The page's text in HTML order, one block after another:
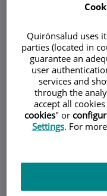
Dr.
CIRURGIA
Quirónsalud uses
parties (located in
guarantee an
user
services and
through the
accept all
cookies" or
Settings. For